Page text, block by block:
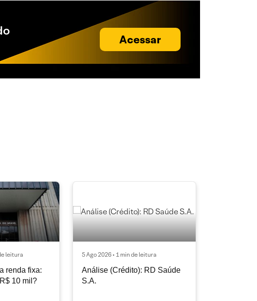
Acessar
leitura
renda fixa:
10 mil?
5 Ago 2026 • 1 min de leitura
Análise (Crédito): RD Saúde
S.A.